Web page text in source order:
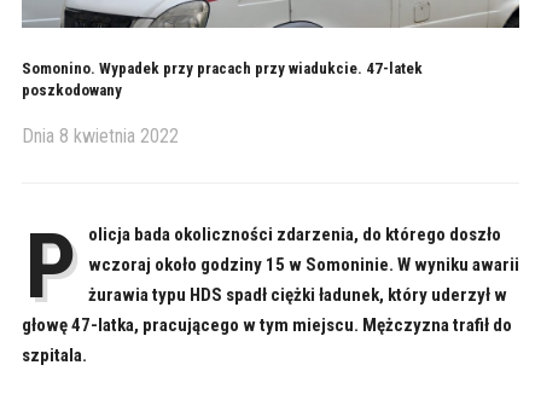
Somonino. Wypadek przy pracach przy wiadukcie. 47-latek
poszkodowany
Dnia 8 kwietnia 2022
P
olicja bada okoliczności zdarzenia, do którego doszło
wczoraj około godziny 15 w Somoninie. W wyniku awarii
żurawia typu HDS spadł ciężki ładunek, który uderzył w
głowę 47-latka, pracującego w tym miejscu. Mężczyzna trafił do
szpitala.